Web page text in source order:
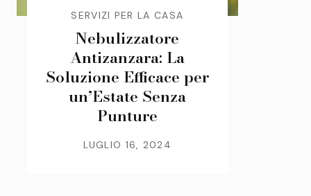
SERVIZI PER LA CASA
Nebulizzatore
Antizanzara: La
Soluzione Efficace per
un’Estate Senza
Punture
LUGLIO 16, 2024